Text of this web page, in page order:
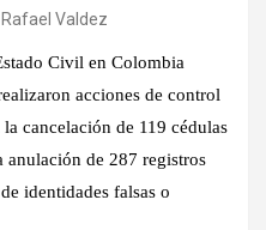
Valdez
Civil en Colombia
acciones de control
la cancelación de 119 cédulas
anulación de 287 registros
identidades falsas o